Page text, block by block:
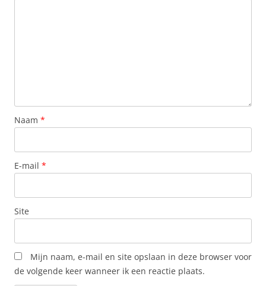
Naam *
E-mail *
Site
Mijn naam, e-mail en site opslaan in deze browser voor
de volgende keer wanneer ik een reactie plaats.